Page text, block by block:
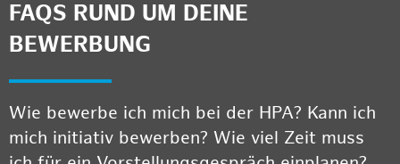
FAQS RUND UM DEINE
BEWERBUNG
Wie bewerbe ich mich bei der HPA? Kann ich
mich initiativ bewerben? Wie viel Zeit muss